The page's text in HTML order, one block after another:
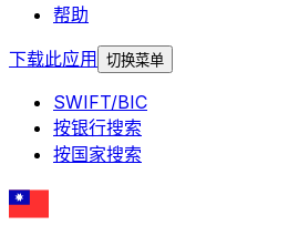
帮助
下载此应用 切换菜单
SWIFT/BIC
按银行搜索
按国家搜索